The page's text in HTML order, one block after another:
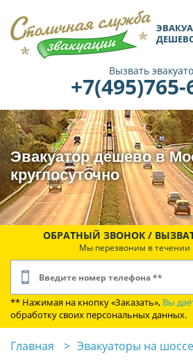
Вызвать
+7(495)765-
Эвакуатор дешево в
круглосуточно
ОБРАТНЫЙ ЗВОНОК /
Мы перезвоним в течении
** Нажимая на кнопку «Заказать», Вы
обработку своих персональных данных.
Главная Эвакуаторы на шоссе